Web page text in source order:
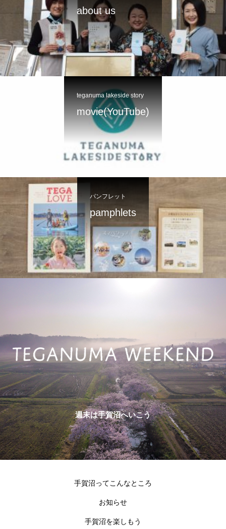
about us
teganuma lakeside story
movie(YouTube)
パンフレット
pamphlets
週末は手賀沼へいこう
手賀沼ってこんなところ
お知らせ
手賀沼を楽しもう